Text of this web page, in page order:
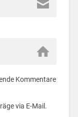
Kommentare
via E-Mail.